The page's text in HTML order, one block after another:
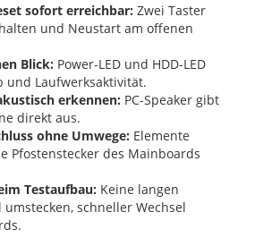
sofort erreichbar: Zwei Taster
und Neustart am offenen
Blick: Power-LED und HDD-LED
und Laufwerksaktivität.
erkennen: PC-Speaker gibt
direkt aus.
ohne Umwege: Elemente
Pfostenstecker des Mainboards
Testaufbau: Keine langen
umstecken, schneller Wechsel